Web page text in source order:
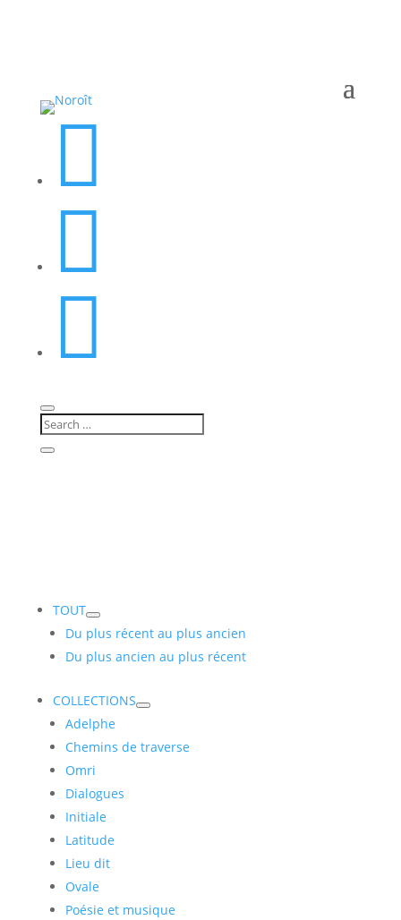



TOUT
Du plus récent au plus ancien
Du plus ancien au plus récent
COLLECTIONS
Adelphe
Chemins de traverse
Omri
Dialogues
Initiale
Latitude
Lieu dit
Ovale
Poésie et musique